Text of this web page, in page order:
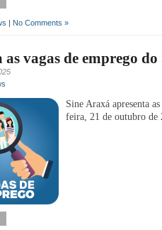
No Comments »
vagas de emprego do
Sine Araxá apresenta
feira, 21 de outubro de